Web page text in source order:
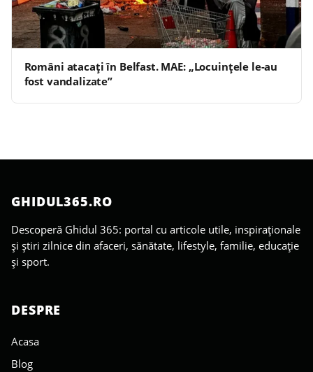
Români atacați în Belfast. MAE: „Locuințele le-au
fost vandalizate”
GHIDUL365.RO
Descoperă Ghidul 365: portal cu articole utile, inspiraționale
și știri zilnice din afaceri, sănătate, lifestyle, familie, educație
și sport.
DESPRE
Acasa
Blog